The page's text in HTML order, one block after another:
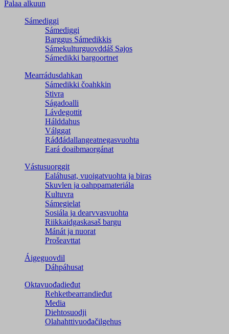
Palaa alkuun
Sámediggi
Sámediggi
Barggus Sámedikkis
Sámekulturguovddáš Sajos
Sámedikki bargoortnet
Mearrádusdahkan
Sámedikki čoahkkin
Stivra
Ságadoalli
Lávdegottit
Hálddahus
Válggat
Ráđđádallangeatnegas­vuohta
Eará doaibmaorgánat
Vástusuorggit
Ealáhusat, vuoigatvuohta ja biras
Skuvlen ja oahppamateriála
Kultuvra
Sámegielat
Sosiála ja dearvvasvuohta
Riikkaidgaskasaš bargu
Mánát ja nuorat
Prošeavttat
Áigeguovdil
Dáhpáhusat
Oktavuođadieđut
Rehketbearrandieđut
Media
Diehtosuodji
Olahahttivuođačilgehus